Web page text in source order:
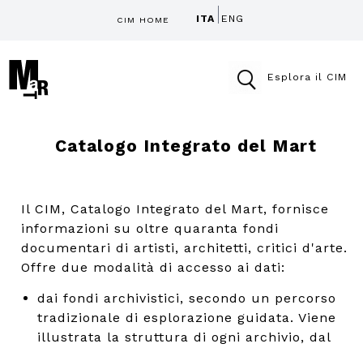
CIM HOME ITA ENG
Esplora il CIM
Catalogo Integrato del Mart
Il CIM, Catalogo Integrato del Mart, fornisce
informazioni su oltre quaranta fondi
documentari di artisti, architetti, critici d'arte.
Offre due modalità di accesso ai dati:
dai fondi archivistici, secondo un percorso
tradizionale di esplorazione guidata. Viene
illustrata la struttura di ogni archivio, dal